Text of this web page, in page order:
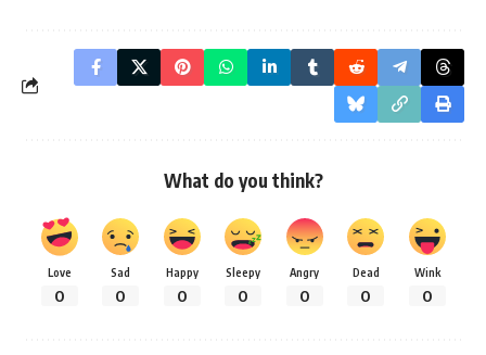
What do you think?
Love
0
Sad
0
Happy
0
Sleepy
0
Angry
0
Dead
0
Wink
0